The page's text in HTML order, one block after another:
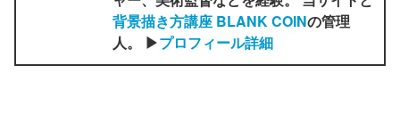
背景描き方講座 BLANK COINの管理
人。 ▶プロフィール詳細